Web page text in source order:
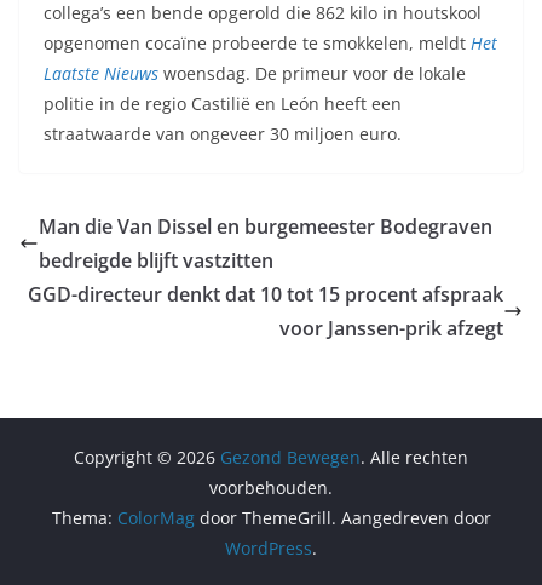
collega’s een bende opgerold die 862 kilo in houtskool
opgenomen cocaïne probeerde te smokkelen, meldt Het
Laatste Nieuws woensdag. De primeur voor de lokale
politie in de regio Castilië en León heeft een
straatwaarde van ongeveer 30 miljoen euro.
Man die Van Dissel en burgemeester Bodegraven
bedreigde blijft vastzitten
GGD-directeur denkt dat 10 tot 15 procent afspraak
voor Janssen-prik afzegt
Copyright © 2026 Gezond Bewegen. Alle rechten
voorbehouden.
Thema: ColorMagdoor ThemeGrill. Aangedreven door
WordPress.